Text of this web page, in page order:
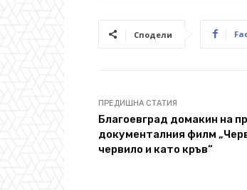
Сподели
ПРЕДИШНА СТАТИЯ
Благоевград домакин на
документалния филм
червило и като кръв“